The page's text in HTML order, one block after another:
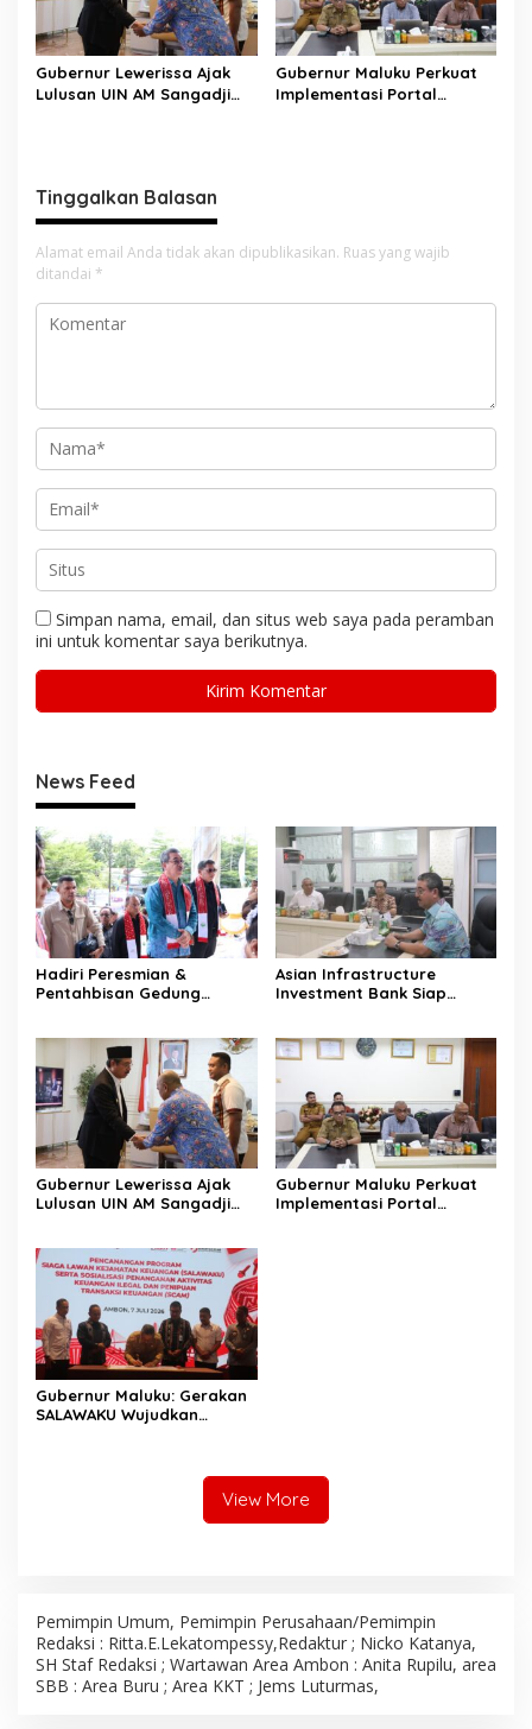
Gubernur Lewerissa Ajak
Lulusan UIN AM Sangadji
Gubernur Maluku Perkuat
Implementasi Portal
Tinggalkan Balasan
Alamat email Anda tidak akan dipublikasikan. Ruas yang wajib
ditandai *
Simpan nama, email, dan situs web saya pada peramban
ini untuk komentar saya berikutnya.
News Feed
Hadiri Peresmian &
Pentahbisan Gedung
Asian Infrastructure
Investment Bank Siap
Perikanan Maluku
Gubernur Lewerissa Ajak
Lulusan UIN AM Sangadji
Gubernur Maluku Perkuat
Implementasi Portal
Gubernur Maluku: Gerakan
SALAWAKU Wujudkan
View More
Pemimpin Umum, Pemimpin Perusahaan/Pemimpin
Redaksi : Ritta.E.Lekatompessy,Redaktur ; Nicko Katanya,
SH Staf Redaksi ; Wartawan Area Ambon : Anita Rupilu, area
SBB : Area Buru ; Area KKT ; Jems Luturmas,